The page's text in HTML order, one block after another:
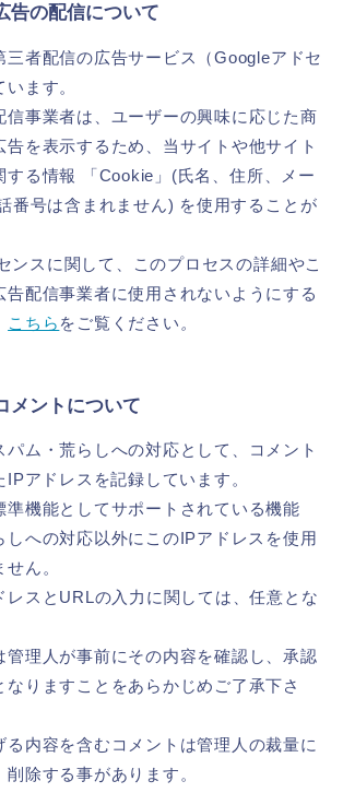
告の配信について
三者配信の広告サービス（Googleアドセ
ます。
信事業者は、ユーザーの興味に応じた商
告を表示するため、当サイトや他サイト
する情報 「Cookie」(氏名、住所、メー
番号は含まれません) を使用することが
ンスに関して、このプロセスの詳細やこ
告配信事業者に使用されないようにする
こちら をご覧ください 。
メントについて
パム・荒らしへの対応として、コメント
アドレスを記録しています。
準機能としてサポートされている機能
しへの対応以外にこのIPアドレスを使用
ん。
レスとURLの入力に関しては、任意とな
管理人が事前にその内容を確認し、承認
なりますことをあらかじめご了承下さ
る内容を含むコメントは管理人の裁量に
除する事があります。